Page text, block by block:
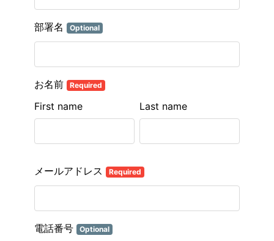
部署名 Optional
お名前 Required
Last name
First name
メールアドレス Required
電話番号 Optional